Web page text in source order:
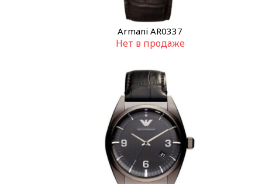
Armani AR0337
Нет в продаже